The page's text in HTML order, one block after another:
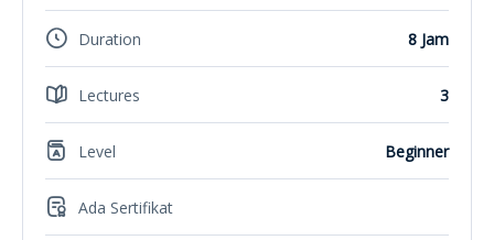
Duration 8 Jam
Lectures 3
Level Beginner
Ada Sertifikat